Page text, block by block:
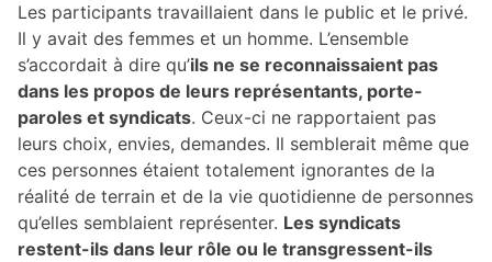
Les participants travaillaient dans le public et le privé.
Il y avait des femmes et un homme. L’ensemble
s’accordait à dire qu’ils ne se reconnaissaient pas
dans les propos de leurs représentants, porte-
paroles et syndicats. Ceux-ci ne rapportaient pas
leurs choix, envies, demandes. Il semblerait même que
ces personnes étaient totalement ignorantes de la
réalité de terrain et de la vie quotidienne de personnes
qu’elles semblaient représenter. Les syndicats
restent-ils dans leur rôle ou le transgressent-ils